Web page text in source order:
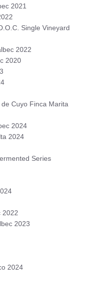
2021
Single Vineyard
2022
2020
Cuyo Finca Marita
2024
2024
Series
2022
2023
2024